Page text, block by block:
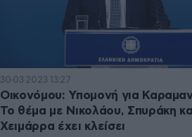
30·03·2023 13:27
Οικονόμου: Υπομονή για
Το θέμα με Νικολάου, Σπυράκη
Χειμάρρα έχει κλείσει